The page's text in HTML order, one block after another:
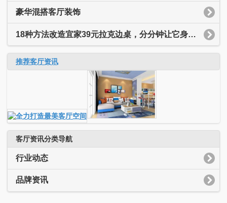
豪华混搭客厅装饰
18种方法改造宜家39元拉克边桌，分分钟让它身价翻十倍
推荐客厅资讯
客厅资讯分类导航
行业动态
品牌资讯